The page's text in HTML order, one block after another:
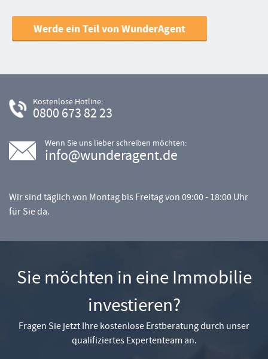
Werde ein Teil von WunderAgent
Kostenlose Hotline:
0800 673 82 23
Wenn Sie uns lieber schreiben möchten:
info@wunderagent.de
Wir sind täglich von Montag bis Freitag von 09:00 - 18:00 Uhr
für Sie da.
Sie möchten in eine Immobilie
investieren?
Fragen Sie jetzt Ihre kostenlose Erstberatung durch unser
qualifiziertes Expertenteam an.